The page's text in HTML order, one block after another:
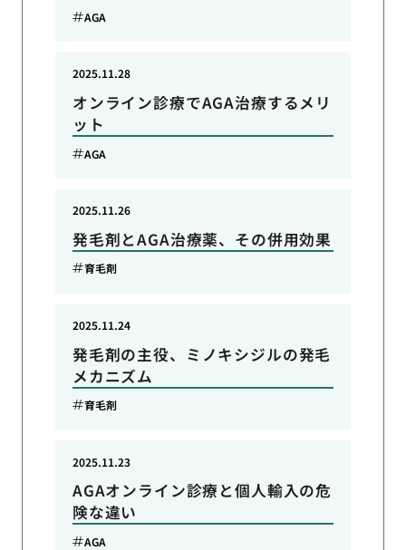
AGA
オンライン診療でAGA治療するメリ
ット
2025.11.28
AGA
発毛剤とAGA治療薬、その併用効果
2025.11.26
育毛剤
発毛剤の主役、ミノキシジルの発毛
メカニズム
2025.11.24
育毛剤
AGAオンライン診療と個人輸入の危
険な違い
2025.11.23
AGA